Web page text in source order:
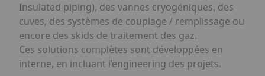
Insulated piping), des vannes cryogéniques, des
cuves, des systèmes de couplage / remplissage ou
encore des skids de traitement des gaz.
Ces solutions complètes sont développées en
interne, en incluant l’engineering des projets.